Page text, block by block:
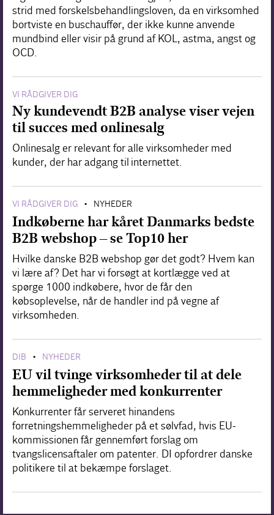
strid med forskelsbehandlingsloven, da en virksomhed
bortviste en buschauffør, der ikke kunne anvende
mundbind eller visir på grund af KOL, astma, angst og
OCD.
VI RÅDGIVER DIG
Ny kundevendt B2B analyse viser vejen
til succes med onlinesalg
Onlinesalg er relevant for alle virksomheder med
kunder, der har adgang til internettet.
VI RÅDGIVER DIG • NYHEDER
Indkøberne har kåret Danmarks bedste
B2B webshop – se Top10 her
Hvilke danske B2B webshop gør det godt? Hvem kan
vi lære af? Det har vi forsøgt at kortlægge ved at
spørge 1000 indkøbere, hvor de får den
købsoplevelse, når de handler ind på vegne af
virksomheden.
DIB • NYHEDER
EU vil tvinge virksomheder til at dele
hemmeligheder med konkurrenter
Konkurrenter får serveret hinandens
forretningshemmeligheder på et sølvfad, hvis EU-
kommissionen får gennemført forslag om
tvangslicensaftaler om patenter. DI opfordrer danske
politikere til at bekæmpe forslaget.